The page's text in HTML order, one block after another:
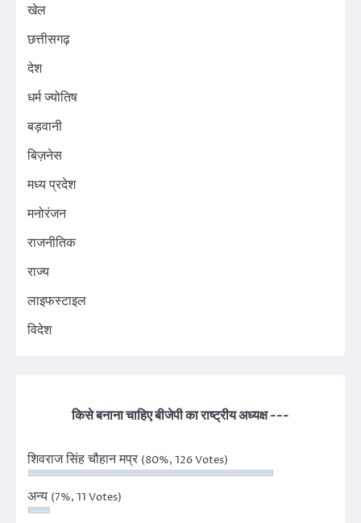
खेल
छत्तीसगढ़
देश
धर्म ज्योतिष
बड़वानी
बिज़नेस
मध्य प्रदेश
मनोरंजन
राजनीतिक
राज्य
लाइफस्टाइल
विदेश
किसे बनाना चाहिए बीजेपी का राष्ट्रीय अध्यक्ष ---
शिवराज सिंह चौहान मप्र (80%, 126 Votes)
अन्य (7%, 11 Votes)